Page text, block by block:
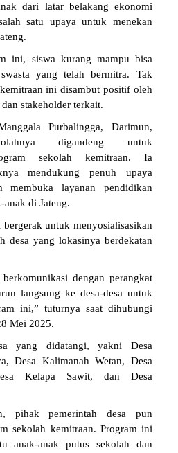
dari latar belakang ekonomi
satu upaya untuk menekan
ini, siswa kurang mampu bisa
yang telah bermitra. Tak
ini disambut positif oleh
stakeholder terkait.
Purbalingga, Darimun,
digandeng untuk
sekolah kemitraan. Ia
mendukung penuh upaya
membuka layanan pendidikan
anak di Jateng.
untuk menyosialisasikan
desa yang lokasinya berdekatan
dengan perangkat
langsung ke desa-desa untuk
ini,” tuturnya saat dihubungi
Mei 2025.
yang didatangi, yakni Desa
Desa Kalimanah Wetan, Desa
Kelapa Sawit, dan Desa
pihak pemerintah desa pun
sekolah kemitraan. Program ini
anak-anak putus sekolah dan